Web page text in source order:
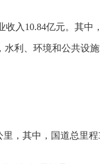
入10.84亿元。其中
水利、环境和公共设
，其中，国道总里